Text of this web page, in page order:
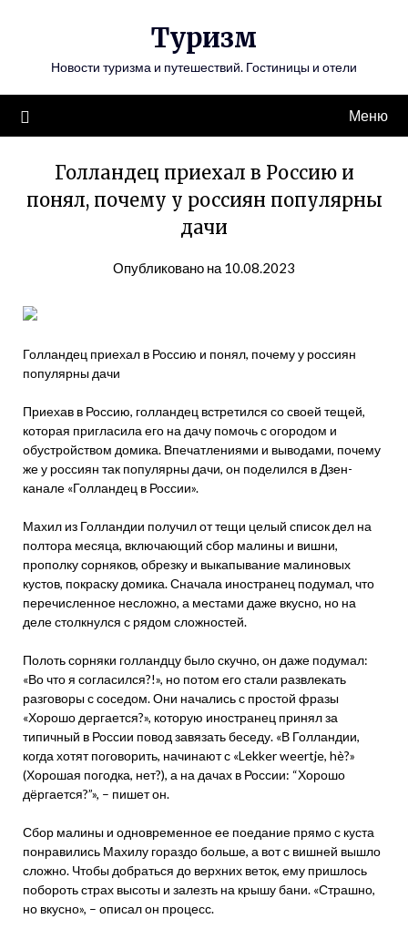
Туризм
Новости туризма и путешествий. Гостиницы и отели
Меню
Голландец приехал в Россию и
понял, почему у россиян популярны
дачи
Опубликовано на 10.08.2023
Голландец приехал в Россию и понял, почему у россиян
популярны дачи
Приехав в Россию, голландец встретился со своей тещей,
которая пригласила его на дачу помочь с огородом и
обустройством домика. Впечатлениями и выводами, почему
же у россиян так популярны дачи, он поделился в Дзен-
канале «Голландец в России».
Махил из Голландии получил от тещи целый список дел на
полтора месяца, включающий сбор малины и вишни,
прополку сорняков, обрезку и выкапывание малиновых
кустов, покраску домика. Сначала иностранец подумал, что
перечисленное несложно, а местами даже вкусно, но на
деле столкнулся с рядом сложностей.
Полоть сорняки голландцу было скучно, он даже подумал:
«Во что я согласился?!», но потом его стали развлекать
разговоры с соседом. Они начались с простой фразы
«Хорошо дергается?», которую иностранец принял за
типичный в России повод завязать беседу. «В Голландии,
когда хотят поговорить, начинают с «Lekker weertje, hè?»
(Хорошая погодка, нет?), а на дачах в России: “Хорошо
дёргается?”», – пишет он.
Сбор малины и одновременное ее поедание прямо с куста
понравились Махилу гораздо больше, а вот с вишней вышло
сложно. Чтобы добраться до верхних веток, ему пришлось
побороть страх высоты и залезть на крышу бани. «Страшно,
но вкусно», – описал он процесс.